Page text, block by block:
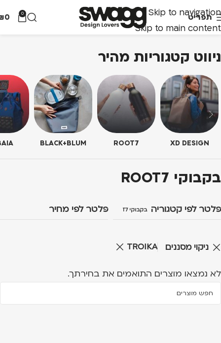
Skip to navigation
Skip to main content
תפריט 0
0
ניווט קטגוריות מהיר
XD DESIGN
ROOT7
BLACK+BLUM
בקבוקי ROOT7
פלטר לפי קטגוריה בקבוקי ROOT7 פלטר לפי מחיר
ניקוי מסננים TROIKA
לא נמצאו מוצרים התואמים את בחירתך.